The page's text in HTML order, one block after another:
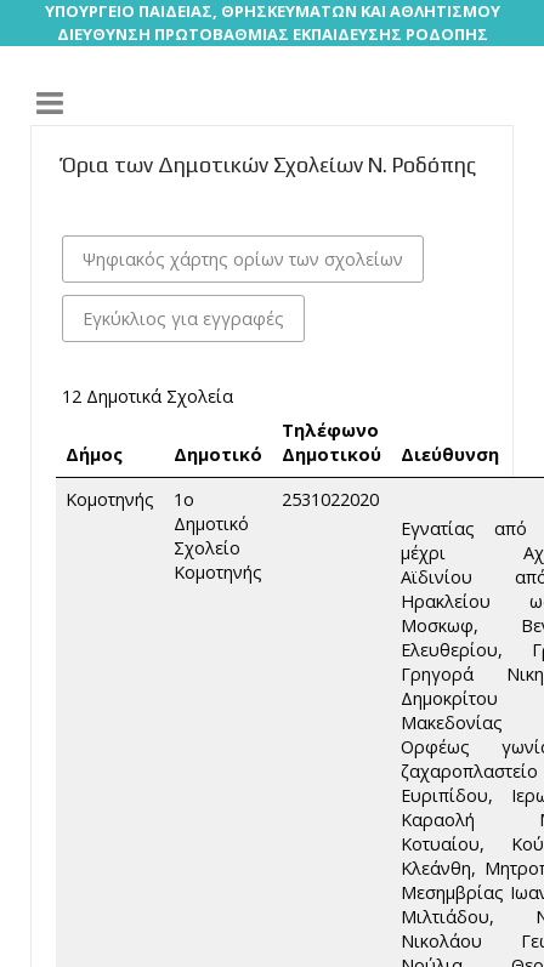
ΥΠΟΥΡΓΕΙΟ ΠΑΙΔΕΙΑΣ, ΘΡΗΣΚΕΥΜΑΤΩΝ ΚΑΙ ΑΘΛΗΤΙΣΜΟΥ
ΔΙΕΥΘΥΝΣΗ ΠΡΩΤΟΒΑΘΜΙΑΣ ΕΚΠΑΙΔΕΥΣΗΣ ΡΟΔΟΠΗΣ
Όρια των Δημοτικών Σχολείων Ν. Ροδόπης
Ψηφιακός χάρτης ορίων των σχολείων
Εγκύκλιος για εγγραφές
12 Δημοτικά Σχολεία
Δήμος Δημοτικό
Τηλέφωνο
Δημοτικού
Διεύθυνση
Κομοτηνής
1ο
Δημοτικό
Σχολείο
Κομοτηνής
2531022020
Εγνατίας από
μέχρι
Αϊδινίου
Ηρακλείου
Μοσκωφ,
Ελευθερίου,
Γρηγορά
Ορφέως
Ευριπίδου,
Καραολή
Κοτυαίου,
Κλεάνθη,
Μεσημβρίας
Μιλτιάδου,
Νικολάου